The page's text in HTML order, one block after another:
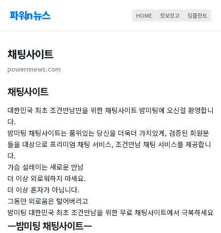
파워n뉴스 HOME 정보창고 임플란트
​채팅사이트
powernnews.com
채팅사이트
대한민국 최초 조건만남만을 위한 채팅사이트 밤미팅에 오신걸 환영합니
다.
밤미팅 채팅사이트는 품위있는 당신을 더욱더 가치있게, 검증된 회원분
들을 대상으로 프리미엄 채팅 서비스, 조건만남 채팅 서비스를 제공합니
다.
가슴 설레이는 새로운 만남
더 이상 외로워하지 마세요.
더 이상 혼자가 아닙니다.
그동안 외로움은 털어버리고
밤미팅 대한민국 최초 조건만남을 위한 무료 채팅사이트에서 극복하세요
ㅡ밤미팅 채팅사이트ㅡ